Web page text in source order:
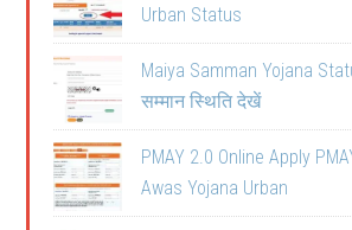
Urban Status
Maiya Samman Yojana
सम्मान स्थिति देखें
PMAY 2.0 Online Apply
Awas Yojana Urban